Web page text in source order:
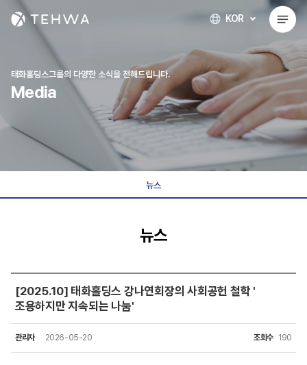
KOR
태화홀딩스그룹의 다양한 소식을 전해드립니다.
Media
뉴스
뉴스
[2025.10] 태화홀딩스 강나연회장의 사회공헌 철학 '
조용하지만 지속되는 나눔'
관리자 2026-05-20 조회수 190